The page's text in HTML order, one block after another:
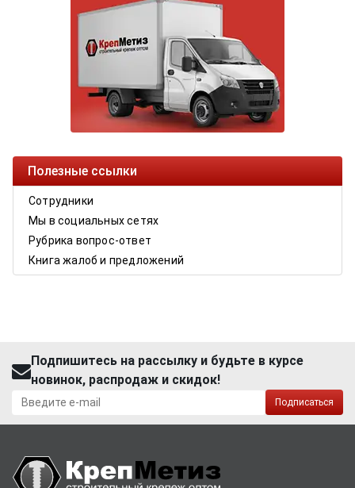
Полезные ссылки
Сотрудники
Мы в социальных сетях
Рубрика вопрос-ответ
Книга жалоб и предложений
Подпишитесь на рассылку и будьте в курсе
новинок, распродаж и скидок!
Подписаться